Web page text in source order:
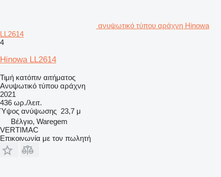
ανυψωτικό τύπου αράχνη Hinowa
LL2614
4
Hinowa LL2614
Τιμή κατόπιν αιτήματος
Ανυψωτικό τύπου αράχνη
2021
436 ωρ./λειτ.
Ύψος ανύψωσης 23,7 μ
Βέλγιο, Waregem
VERTIMAC
Επικοινωνία με τον πωλητή